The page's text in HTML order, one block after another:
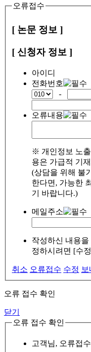
오류접수
[ 논문 정보 ]
[ 신청자 정보 ]
아이디
전화번호
-
오류내용
※ 개인정보 노
용은 가급적 기
(상담을 위해 불
한다면, 가능한
기 바랍니다.)
메일주소
작성하신 내용
정하시려면 [수
취소 오류접수 수정 보
오류 접수 확인
닫기
오류 접수 확인
고객님, 오류접